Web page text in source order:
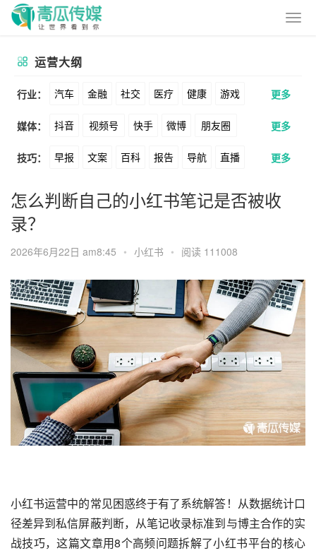
运营大纲
行业： 汽车 金融 社交 医疗 健康 游戏
动漫 美妆 美食 家装 教育 婚纱
酒旅 母婴 宠物 文娱 跨境 科技
广告 元宇宙 房地产
更多
媒体： 抖音 视频号 快手 微博 朋友圈
公众号 B站 小红书 头条 知乎
Soul 360 百度 搜狗 爱奇艺 美柚
Tiktok YouTube Yahoo Bing
更多
技巧： 早报 文案 百科 报告 导航 直播
卖货 脚本 话术 电商 私域 社群
数据 拉新 活动 用户 游戏 海外
KOL 元宇宙 跨境 青瓜通
更多
怎么判断自己的小红书笔记是否被收
录？
2026年6月22日 am8:45 • 小红书 • 阅读 111008
小红书运营中的常见困惑终于有了系统解答！从数据统计口
径差异到私信屏蔽判断，从笔记收录标准到与博主合作的实
战技巧，这篇文章用8个高频问题拆解了小红书平台的核心